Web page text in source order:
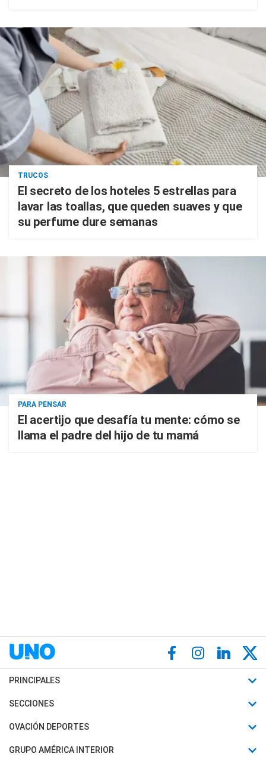
TRUCOS
El secreto de los hoteles 5 estrellas para
lavar las toallas, que queden suaves y que
su perfume dure semanas
PARA PENSAR
El acertijo que desafía tu mente: cómo se
llama el padre del hijo de tu mamá
PRINCIPALES
Últimas Noticias
Política
SECCIONES
Horóscopo
Motores
OVACIÓN DEPORTES
Fútbol
GRUPO AMÉRICA INTERIOR